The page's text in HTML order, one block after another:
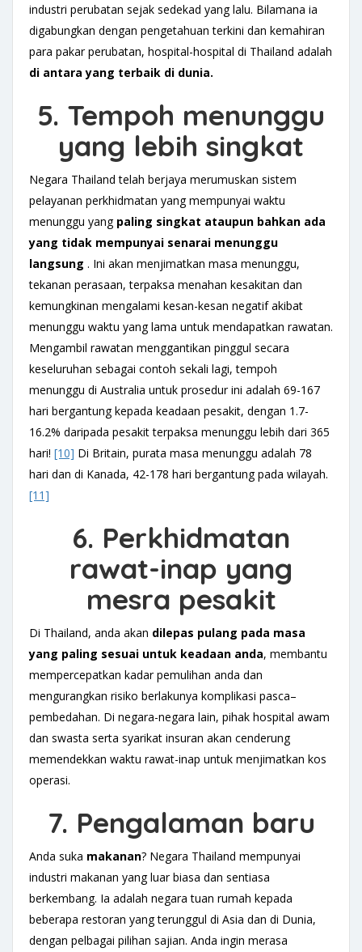
industri perubatan sejak sedekad yang lalu. Bilamana ia
digabungkan dengan pengetahuan terkini dan kemahiran
para pakar perubatan, hospital-hospital di Thailand adalah
di antara yang terbaik di dunia.
5. Tempoh menunggu
yang lebih singkat
Negara Thailand telah berjaya merumuskan sistem
pelayanan perkhidmatan yang mempunyai waktu
menunggu yang paling singkat ataupun bahkan ada
yang tidak mempunyai senarai menunggu
langsung . Ini akan menjimatkan masa menunggu,
tekanan perasaan, terpaksa menahan kesakitan dan
kemungkinan mengalami kesan-kesan negatif akibat
menunggu waktu yang lama untuk mendapatkan rawatan.
Mengambil rawatan menggantikan pinggul secara
keseluruhan sebagai contoh sekali lagi, tempoh
menunggu di Australia untuk prosedur ini adalah 69-167
hari bergantung kepada keadaan pesakit, dengan 1.7-
16.2% daripada pesakit terpaksa menunggu lebih dari 365
hari! [10] Di Britain, purata masa menunggu adalah 78
hari dan di Kanada, 42-178 hari bergantung pada wilayah.
[11]
6. Perkhidmatan
rawat-inap yang
mesra pesakit
Di Thailand, anda akan dilepas pulang pada masa
yang paling sesuai untuk keadaan anda, membantu
mempercepatkan kadar pemulihan anda dan
mengurangkan risiko berlakunya komplikasi pasca–
pembedahan. Di negara-negara lain, pihak hospital awam
dan swasta serta syarikat insuran akan cenderung
memendekkan waktu rawat-inap untuk menjimatkan kos
operasi.
7. Pengalaman baru
Anda suka makanan? Negara Thailand mempunyai
industri makanan yang luar biasa dan sentiasa
berkembang. Ia adalah negara tuan rumah kepada
beberapa restoran yang terunggul di Asia dan di Dunia,
dengan pelbagai pilihan sajian. Anda ingin merasa